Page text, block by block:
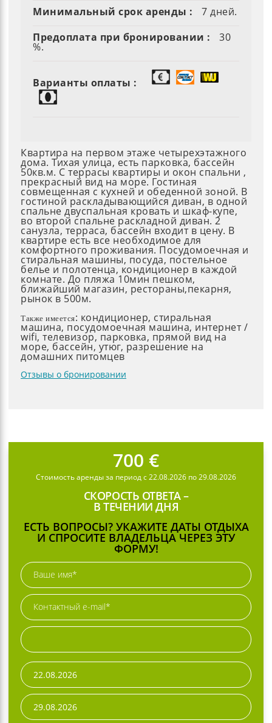
Минимальный срок аренды :
7 дней.
Предоплата при бронировании :
30
%.
Варианты оплаты :
Квартира на первом этаже четырехэтажного
дома. Тихая улица, есть парковка, бассейн
50кв.м. С террасы квартиры и окон спальни ,
прекрасный вид на море. Гостиная
совмещенная с кухней и обеденной зоной. В
гостиной раскладывающийся диван, в одной
спальне двуспальная кровать и шкаф-купе,
во второй спальне раскладной диван. 2
санузла, терраса, бассейн входит в цену. В
квартире есть все необходимое для
комфортного проживания. Посудомоечная и
стиральная машины, посуда, постельное
белье и полотенца, кондиционер в каждой
комнате. До пляжа 10мин пешком,
ближайший магазин, рестораны,пекарня,
рынок в 500м.
Также имеется: кондиционер, стиральная
машина, посудомоечная машина, интернет /
wifi, телевизор, парковка, прямой вид на
море, бассейн, утюг, разрешение на
домашних питомцев
Отзывы о бронировании
700 €
Стоимость аренды за период с 22.08.2026 по 29.08.2026
СКОРОСТЬ ОТВЕТА –
В ТЕЧЕНИИ ДНЯ
ЕСТЬ ВОПРОСЫ? УКАЖИТЕ ДАТЫ ОТДЫХА
И СПРОСИТЕ ВЛАДЕЛЬЦА ЧЕРЕЗ ЭТУ
ФОРМУ!
Ваше имя*
Контактный e-mail*